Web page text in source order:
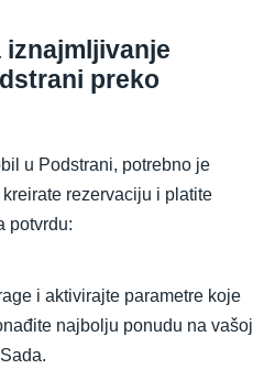
iznajmljivanje
preko
u Podstrani, potrebno je
rezervaciju i platite
potvrdu:
i aktivirajte parametre koje
najbolju ponudu na vašoj